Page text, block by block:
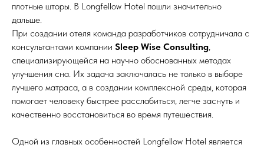
плотные шторы. В Longfellow Hotel пошли значительно
дальше.
При создании отеля команда разработчиков сотрудничала с
консультантами компании Sleep Wise Consulting,
специализирующейся на научно обоснованных методах
улучшения сна. Их задача заключалась не только в выборе
лучшего матраса, а в создании комплексной среды, которая
помогает человеку быстрее расслабиться, легче заснуть и
качественно восстановиться во время путешествия.
Одной из главных особенностей Longfellow Hotel является